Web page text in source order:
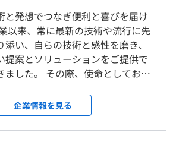
中心に行っています。座学では得られ
聞きながら、開発する事に重点を置い
宅
関する事項
（コアタイム10:00～15:00）
昼食時間は業務の都合により各々の
す）
10～15時間／月
と発想でつなぎ便利と喜びを届け
以来、常に最新の技術や流行に先
い、自らの技術と感性を磨き、
提案とソリューションをご提供で
ました。 その際、使命としてお客
『便利』や『喜び』も合わせて見
よう心がけてきました。 ＜ミッ
『価値ある未来』を創造る お客様
企業情報を見る